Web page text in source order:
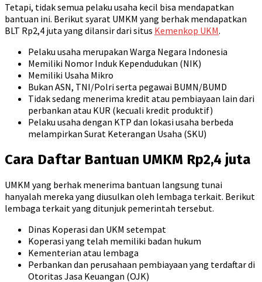
Tetapi, tidak semua pelaku usaha kecil bisa mendapatkan
bantuan ini. Berikut syarat UMKM yang berhak mendapatkan
BLT Rp2,4 juta yang dilansir dari situs Kemenkop UKM.
Pelaku usaha merupakan Warga Negara Indonesia
Memiliki Nomor Induk Kependudukan (NIK)
Memiliki Usaha Mikro
Bukan ASN, TNI/Polri serta pegawai BUMN/BUMD
Tidak sedang menerima kredit atau pembiayaan lain dari
perbankan atau KUR (kecuali kredit produktif)
Pelaku usaha dengan KTP dan lokasi usaha berbeda
melampirkan Surat Keterangan Usaha (SKU)
Cara Daftar Bantuan UMKM Rp2,4 juta
UMKM yang berhak menerima bantuan langsung tunai
hanyalah mereka yang diusulkan oleh lembaga terkait. Berikut
lembaga terkait yang ditunjuk pemerintah tersebut.
Dinas Koperasi dan UKM setempat
Koperasi yang telah memiliki badan hukum
Kementerian atau lembaga
Perbankan dan perusahaan pembiayaan yang terdaftar di
Otoritas Jasa Keuangan (OJK)